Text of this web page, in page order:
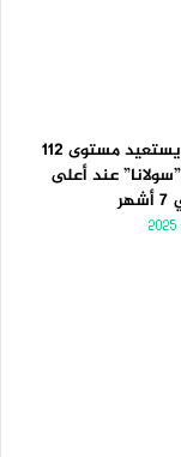
البيتكوين يستعيد مستوى 112
عند أعلى